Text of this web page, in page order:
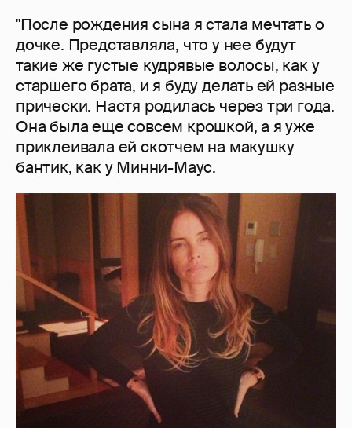
"После рождения сына я стала мечтать о
дочке. Представляла, что у нее будут
такие же густые кудрявые волосы, как у
старшего брата, и я буду делать ей разные
прически. Настя родилась через три года.
Она была еще совсем крошкой, а я уже
приклеивала ей скотчем на макушку
бантик, как у Минни-Маус.